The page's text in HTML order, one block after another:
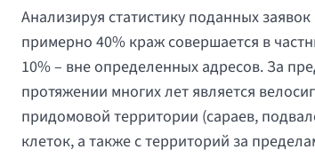
Анализируя статистику поданных
примерно 40% краж совершается в
10% – вне определенных адресов. За
протяжении многих лет является
придомовой территории (сараев,
клеток, а также с территорий за